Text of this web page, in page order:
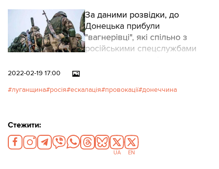
За даними розвідки, до
Донецька прибули
"вагнерівці", які спільно з
російськими спецслужбами
2022-02-19 17:00
луганщина росія ескалація провокації донеччина
Стежити:
UA EN